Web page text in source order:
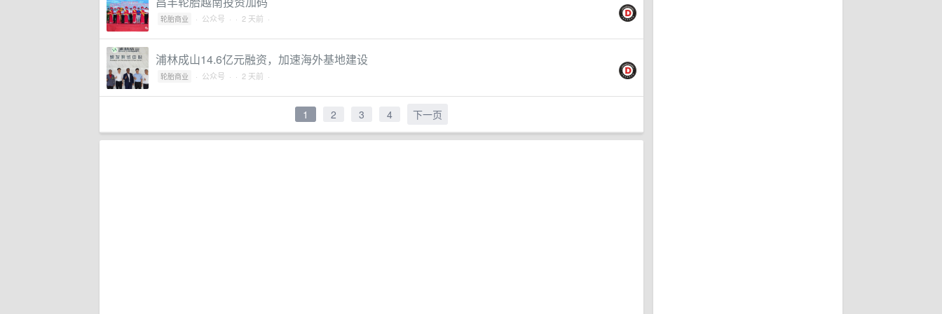
轮胎商业 · 公众号 · · 2 天前 ·
浦林成山14.6亿元融资，加速海外基地建设
轮胎商业 · 公众号 · · 2 天前 ·
1 2 3 4 下一页